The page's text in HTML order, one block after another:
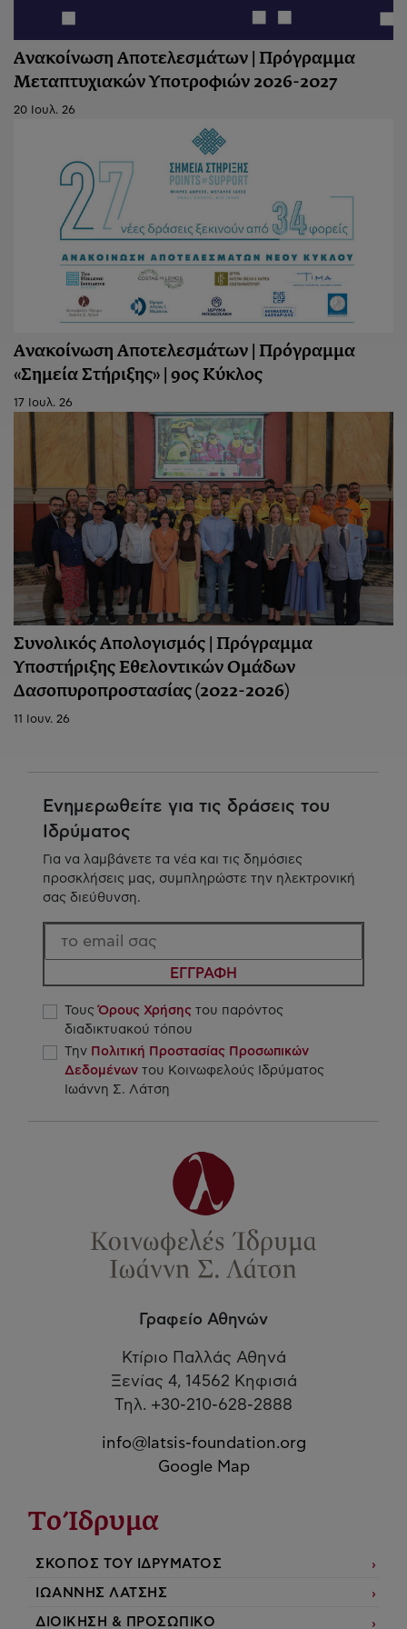
Ανακοίνωση Αποτελεσμάτων | Πρόγραμμα
Μεταπτυχιακών Υποτροφιών 2026-2027
20 Ιουλ. 26
Ανακοίνωση Aποτελεσμάτων | Πρόγραμμα
«Σημεία Στήριξης» | 9ος Κύκλος
17 Ιουλ. 26
Συνολικός Απολογισμός | Πρόγραμμα
Υποστήριξης Εθελοντικών Ομάδων
Δασοπυροπροστασίας (2022-2026)
11 Ιουν. 26
Ενημερωθείτε για τις δράσεις του
Ιδρύματος
Για να λαμβάνετε τα νέα και τις δημόσιες
προσκλήσεις μας, συμπληρώστε την ηλεκτρονική
σας διεύθυνση.
ΕΓΓΡΑΦΗ
ΤουςΌρους Χρήσης του παρόντος
διαδικτυακού τόπου
Την Πολιτική Προστασίας Προσωπικών
Δεδομένων του Κοινωφελούς Ιδρύματος
Ιωάννη Σ. Λάτση
Γραφείο Αθηνών
Κτίριο Παλλάς Αθηνά
Ξενίας 4, 14562 Κηφισιά
Τηλ. +30-210-628-2888
info@latsis-foundation.org
Google Map
Το Ίδρυμα
ΣΚΟΠΟΣ ΤΟΥ ΙΔΡΥΜΑΤΟΣ
ΙΩΑΝΝΗΣ ΛΑΤΣΗΣ
ΔΙΟΙΚΗΣΗ & ΠΡΟΣΩΠΙΚΟ